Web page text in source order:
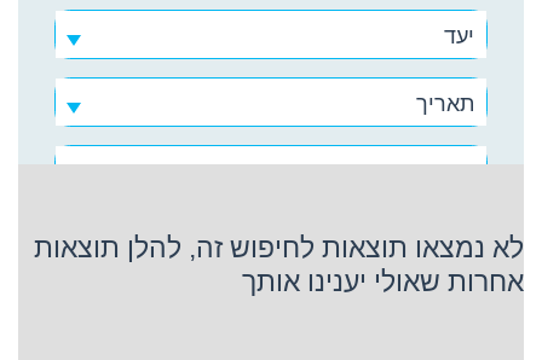
יעד
תאריך
MSC
לא נמצאו תוצאות לחיפוש זה, להלן תוצאות
אחרות שאולי יענינו אותך